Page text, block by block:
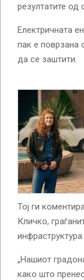
резултатите
Електричната
пак е поврзана
да се заштити.
Тој ги
Кличко,
„Нашиот
како што